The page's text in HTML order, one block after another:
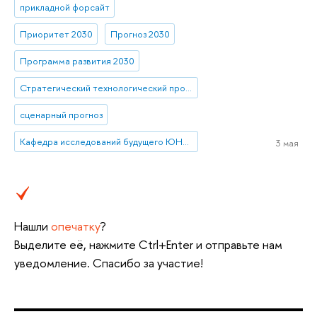
прикладной форсайт
Приоритет 2030 Прогноз 2030
Программа развития 2030
Стратегический технологический проект «Национальный центр социально-экономического и научно-технологического прогнозирования»
сценарный прогноз
3 мая
Нашли опечатку?
Выделите её, нажмите Ctrl+Enter и отправьте нам
уведомление. Спасибо за участие!